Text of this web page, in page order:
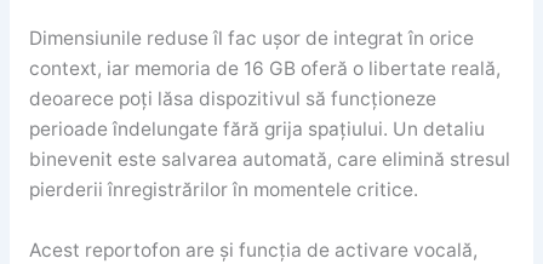
Dimensiunile reduse îl fac ușor de integrat în orice
context, iar memoria de 16 GB oferă o libertate reală,
deoarece poți lăsa dispozitivul să funcționeze
perioade îndelungate fără grija spațiului. Un detaliu
binevenit este salvarea automată, care elimină stresul
pierderii înregistrărilor în momentele critice.
Acest reportofon are și funcția de activare vocală,